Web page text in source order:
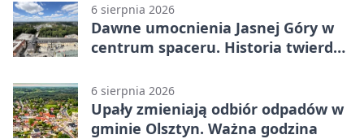
6 sierpnia 2026
Dawne umocnienia Jasnej Góry w
centrum spaceru. Historia twierdzy
6 sierpnia 2026
Upały zmieniają odbiór odpadów w
gminie Olsztyn. Ważna godzina